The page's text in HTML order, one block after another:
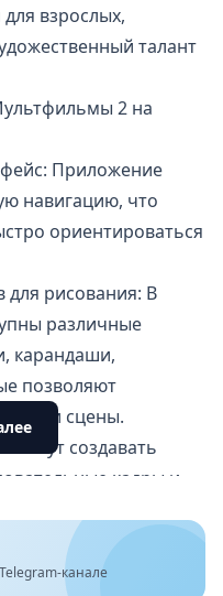
для взрослых,
талант
2 на
Приложение
навигацию, что
ориентироваться
для рисования: В
различные
карандаши,
позволяют
и сцены.
могут создавать
кадры и
эффекты.
позволяет
канале